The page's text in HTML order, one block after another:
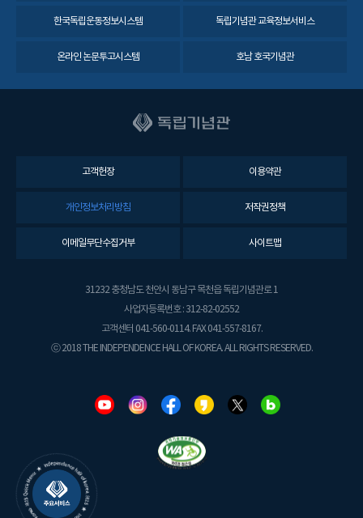
한국독립운동정보시스템 독립기념관 교육정보서비스
온라인 논문투고시스템 호남 호국기념관
고객헌장 이용약관
개인정보처리방침 저작권정책
이메일무단수집거부 사이트맵
31232 충청남도 천안시 동남구 목천읍 독립기념관로 1
사업자등록번호 : 312-82-02552
고객센터 041-560-0114. FAX 041-557-8167.
ⓒ 2018 THE INDEPENDENCE HALL OF KOREA. ALL RIGHTS RESERVED.